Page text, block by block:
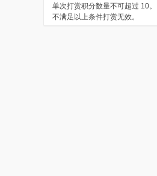
单次打赏积分数量不可超过 10。
不满足以上条件打赏无效。